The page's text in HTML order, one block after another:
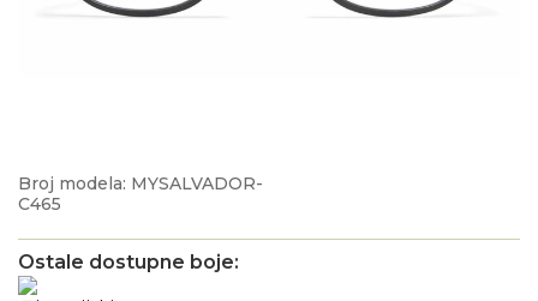
Broj modela: MYSALVADOR-
C465
Ostale dostupne boje: